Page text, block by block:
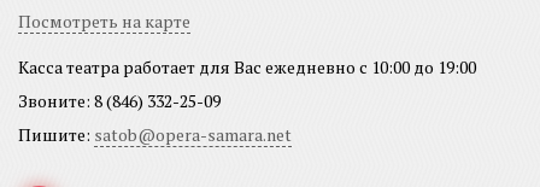
Посмотреть на карте
Касса театра работает для Вас ежедневно с 10:00 до 19:00
Звоните: 8 (846) 332-25-09
Пишите: satob@opera-samara.net